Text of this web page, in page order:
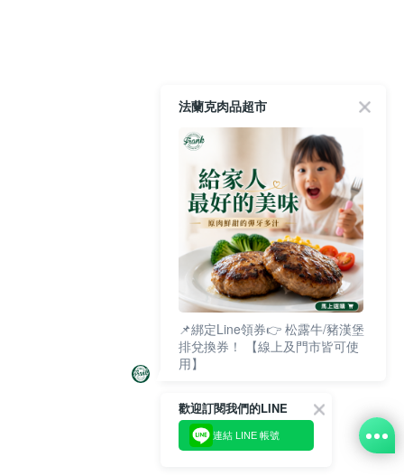
法蘭克肉品超市
📌綁定Line領券👉 松露牛/豬漢堡
排兌換券！ 【線上及門市皆可使
用】
歡迎訂閱我們的LINE
連結 LINE 帳號